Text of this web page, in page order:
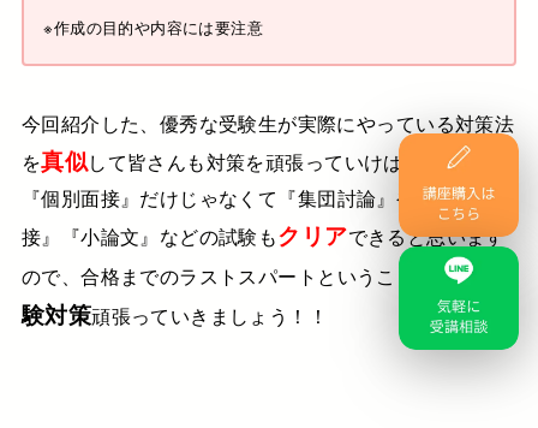
※作成の目的や内容には要注意
今回紹介した、優秀な受験生が実際にやっている対策法
を真似して皆さんも対策を頑張っていけば、
きっと
『個別面接』だけじゃなくて 『集団討論』や『集団面
接』『小論文』などの試験もクリアできると思います
ので、合格までのラストスパートということで
人物試
験対策頑張っていきましょう！！